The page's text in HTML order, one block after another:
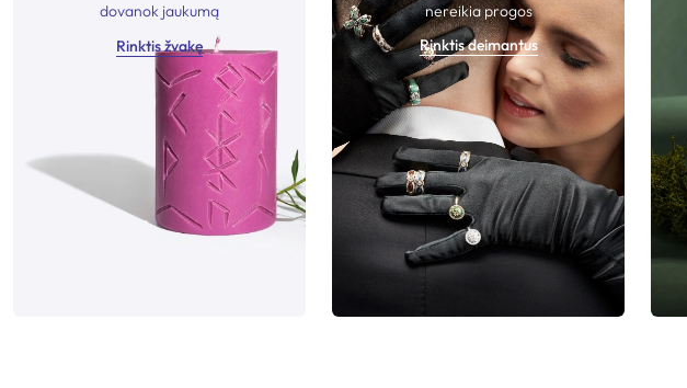
dovanok jaukumą
Rinktis žvakę
nereikia progos
Rinktis deimantus